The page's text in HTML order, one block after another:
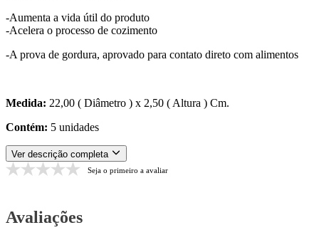
-Aumenta a vida útil do produto
-Acelera o processo de cozimento
-A prova de gordura, aprovado para contato direto com alimentos
Medida: 22,00 ( Diâmetro ) x 2,50 ( Altura ) Cm.
Contém: 5 unidades
Ver descrição completa
Seja o primeiro a avaliar
Avaliações